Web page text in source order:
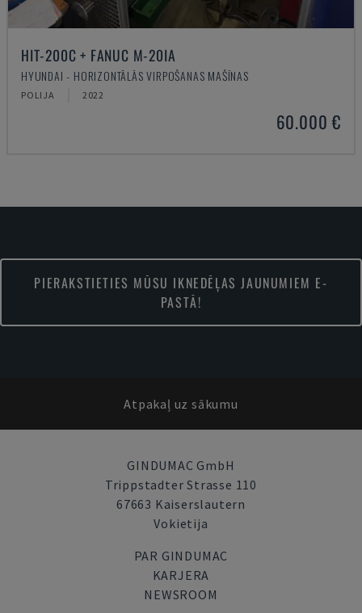
HIT-200C + FANUC M-20IA
HYUNDAI - HORIZONTĀLĀS VIRPOŠANAS MAŠĪNAS
POLIJA 2022
60.000 €
PIERAKSTIETIES MŪSU IKNEDĒĻAS JAUNUMIEM E-
PASTĀ!
Atpakaļ uz sākumu
GINDUMAC GmbH
Trippstadter Strasse 110
67663 Kaiserslautern
Vokietija
PAR GINDUMAC
KARJERA
NEWSROOM